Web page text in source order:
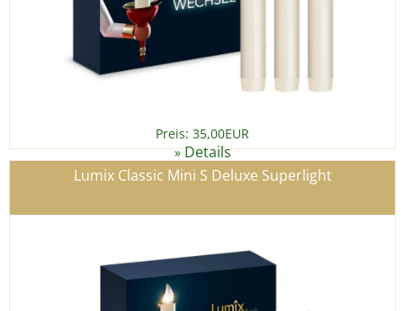
Preis: 35,00EUR
»Details
Lumix Classic Mini S Deluxe Superlight